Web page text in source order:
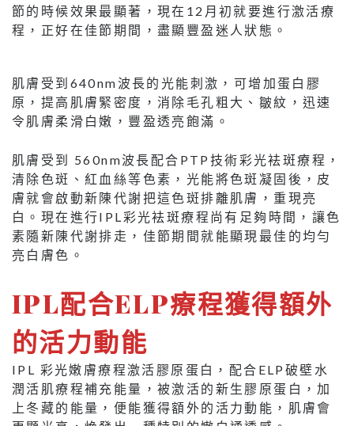
節的時候效果最顯著，現在12月初就要進行激活療
程，正好在佳節期間，盡顯豐盈迷人狀態。
肌膚受到640nm波長的光能刺激，可增加蛋白膠
原，提高肌膚緊密度，消除毛孔粗大、皺紋，迅速
令肌膚柔滑白嫩，豐盈透亮飽滿。
肌膚受到 560nm波長配合PTP技術彩光袪斑療程，
清除色斑、紅血絲等色素，光能將色斑凝固後，皮
膚就會啟動新陳代謝把這色斑排離肌膚，重現亮
白。現在進行IPL彩光袪斑療程尚有足夠時間，讓色
素隨新陳代謝排走，佳節期間就能顯現最佳的均勻
亮白膚色。
IPL配合ELP療程獲得額外
的活力動能
IPL 彩光嫩膚療程激活膠原蛋白，配合ELP破壁水
潤活肌療程補充能量，被激活的新生膠原蛋白，加
上冬藏的能量，便能獲得額外的活力動能，肌膚會